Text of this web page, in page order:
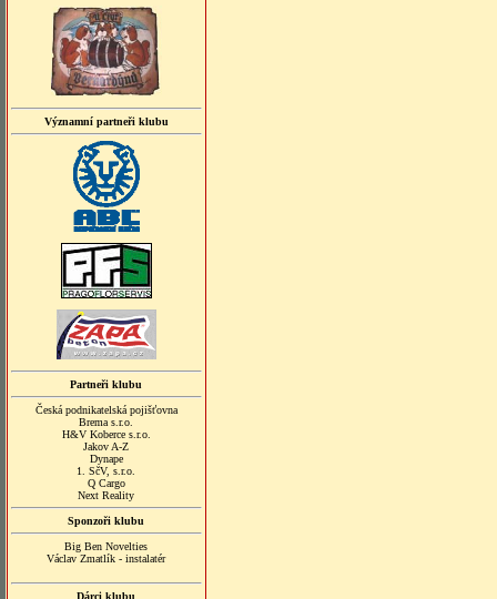
Významní partneři klubu
Partneři klubu
Česká podnikatelská pojišťovna
Brema s.r.o.
H&V Koberce s.r.o.
Jakov A-Z
Dynape
1. SčV, s.r.o.
Q Cargo
Next Reality
Sponzoři klubu
Big Ben Novelties
Václav Zmatlík - instalatér
Dárci klubu